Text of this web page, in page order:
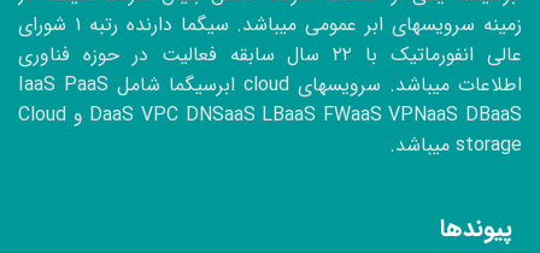
زمینه سرویسهای ابر عمومی میباشد. سیگما دارنده رتبه ۱ شورای
عالی انفورماتیک با ۲۲سال سابقه فعالیت در حوزه فناوری
اطلاعات میباشد. سرویسهای cloud ابرسیگما شامل IaaS PaaS
DaaS VPC DNSaaS LBaaS FWaaS VPNaaS DBaaS و Cloud
storage میباشد.
پیوندها